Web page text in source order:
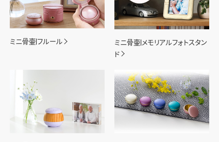
ミニ骨壷|フルール
ミニ骨壷|メモリアルフォトスタン
ド